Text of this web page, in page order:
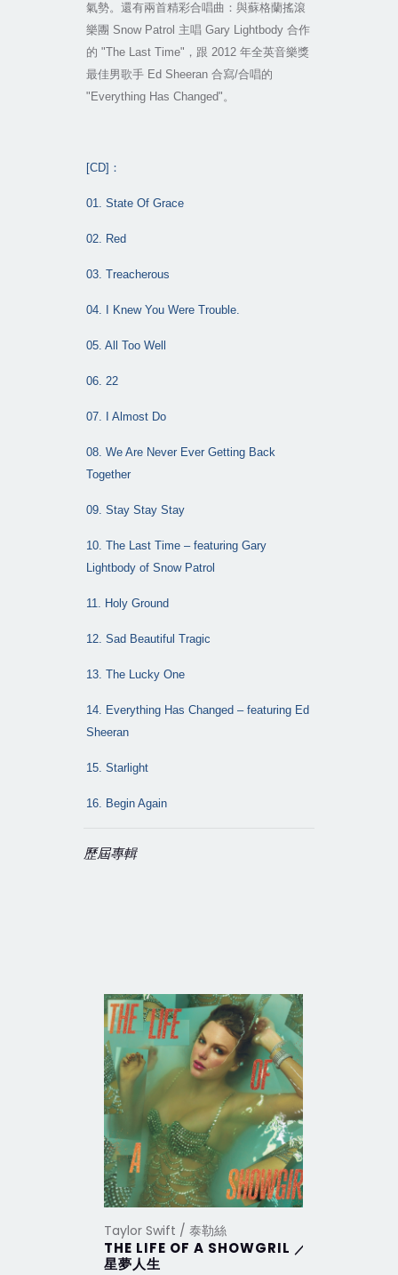
氣勢。還有兩首精彩合唱曲：與蘇格蘭搖滾
樂團 Snow Patrol 主唱Gary Lightbody 合作
的 "The Last Time" ，跟 2012 年全英音樂獎
最佳男歌手Ed Sheeran 合寫/合唱的
"Everything Has Changed"。
[CD] ：
01. State Of Grace
02. Red
03. Treacherous
04. I Knew You Were Trouble.
05. All Too Well
06. 22
07. I Almost Do
08. We Are Never Ever Getting Back
Together
09. Stay Stay Stay
10. The Last Time – featuring Gary
Lightbody of Snow Patrol
11. Holy Ground
12. Sad Beautiful Tragic
13. The Lucky One
14. Everything Has Changed – featuring Ed
Sheeran
15. Starlight
16. Begin Again
歷屆專輯
Taylor Swift / 泰勒絲
THE LIFE OF A SHOWGRIL ／
星夢人生